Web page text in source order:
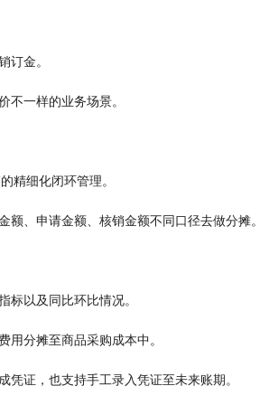
金。
一样的业务场景。
精细化闭环管理。
、申请金额、核销金额不同口径去做分摊。
以及同比环比情况。
分摊至商品采购成本中。
凭证，也支持手工录入凭证至未来账期。